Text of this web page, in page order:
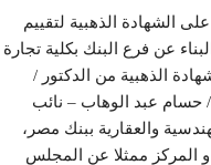
الشهادة الذهبية لتقييم
عن فرع البنك بكلية تجارة
الذهبية من الدكتور /
حسام عبد الوهاب – نائب
والعقارية ببنك مصر،
المركز ممثلا عن المجلس